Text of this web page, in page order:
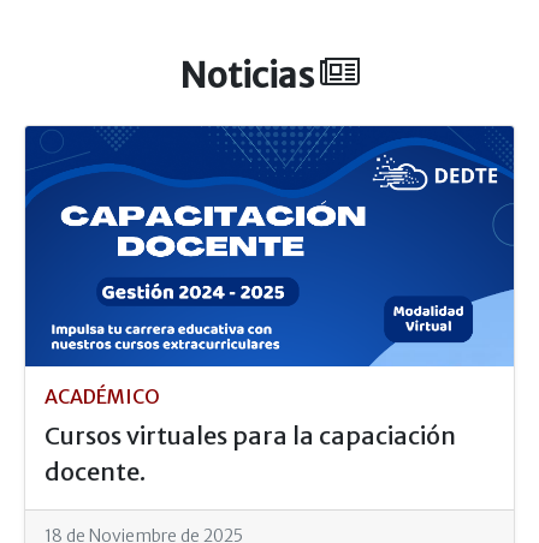
Noticias
ACADÉMICO
Cursos virtuales para la capaciación
docente.
18 de Noviembre de 2025